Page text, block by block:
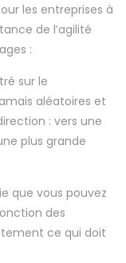
les entreprises à
de l’agilité
:
sur le
aléatoires et
: vers une
plus grande
que vous pouvez
des
ce qui doit